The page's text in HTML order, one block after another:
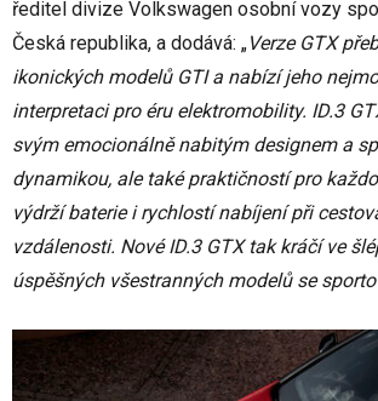
ředitel divize Volkswagen osobní vozy
Česká republika, a dodává: „Verze GTX
ikonických modelů GTI a nabízí jeho
interpretaci pro éru elektromobility. ID.3
svým emocionálně nabitým designem a
dynamikou, ale také praktičností pro
výdrží baterie i rychlostí nabíjení při
vzdálenosti. Nové ID.3 GTX tak kráčí ve
úspěšných všestranných modelů se